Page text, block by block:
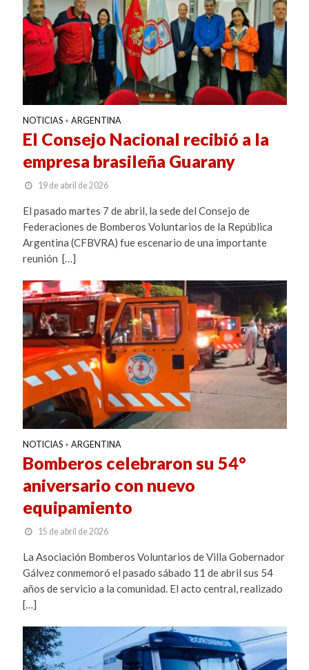
NOTICIAS • ARGENTINA
El Consejo Nacional recibió a la
empresa brasileña Guarany
19 de abril de 2026
El pasado martes 7 de abril, la sede del Consejo de
Federaciones de Bomberos Voluntarios de la República
Argentina (CFBVRA) fue escenario de una importante
reunión […]
NOTICIAS • ARGENTINA
Bomberos celebraron su 54°
aniversario con nuevo
equipamiento
15 de abril de 2026
La Asociación Bomberos Voluntarios de Villa Gobernador
Gálvez conmemoró el pasado sábado 11 de abril sus 54
años de servicio a la comunidad. El acto central, realizado
[…]